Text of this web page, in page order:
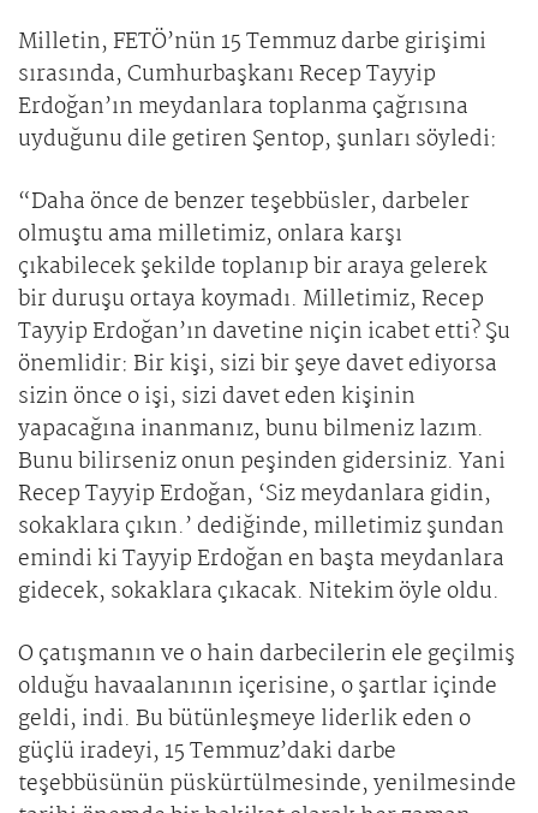
Milletin, FETÖ’nün 15 Temmuz darbe girişimi
sırasında, Cumhurbaşkanı Recep Tayyip
Erdoğan’ın meydanlara toplanma çağrısına
uyduğunu dile getiren Şentop, şunları söyledi:
“Daha önce de benzer teşebbüsler, darbeler
olmuştu ama milletimiz, onlara karşı
çıkabilecek şekilde toplanıp bir araya gelerek
bir duruşu ortaya koymadı. Milletimiz, Recep
Tayyip Erdoğan’ın davetine niçin icabet etti? Şu
önemlidir: Bir kişi, sizi bir şeye davet ediyorsa
sizin önce o işi, sizi davet eden kişinin
yapacağına inanmanız, bunu bilmeniz lazım.
Bunu bilirseniz onun peşinden gidersiniz. Yani
Recep Tayyip Erdoğan, ‘Siz meydanlara gidin,
sokaklara çıkın.’ dediğinde, milletimiz şundan
emindi ki Tayyip Erdoğan en başta meydanlara
gidecek, sokaklara çıkacak. Nitekim öyle oldu.
O çatışmanın ve o hain darbecilerin ele geçilmiş
olduğu havaalanının içerisine, o şartlar içinde
geldi, indi. Bu bütünleşmeye liderlik eden o
güçlü iradeyi, 15 Temmuz’daki darbe
teşebbüsünün püskürtülmesinde, yenilmesinde